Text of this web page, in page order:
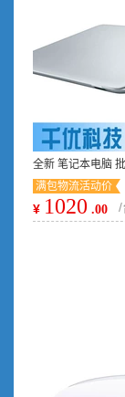
全新 笔记本电脑
提 YOYO笔记本 刀
满包物流活动价
¥ 1020 .00 /